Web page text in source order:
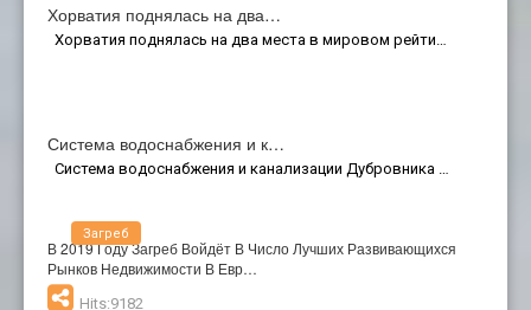
Хорватия поднялась на два…
Хорватия поднялась на два места в мировом рейти…
Система водоснабжения и к…
Система водоснабжения и канализации Дубровника …
В 2019 Году Загреб Войдёт В Число Лучших Развивающихся
Рынков Недвижимости В Евр…
Hits:9182
Загреб